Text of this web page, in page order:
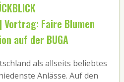
Vortrag: Faire Blumen
auf der BUGA
als allseits beliebtes
Anlässe. Auf den